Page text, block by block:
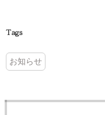
Tags
お知らせ